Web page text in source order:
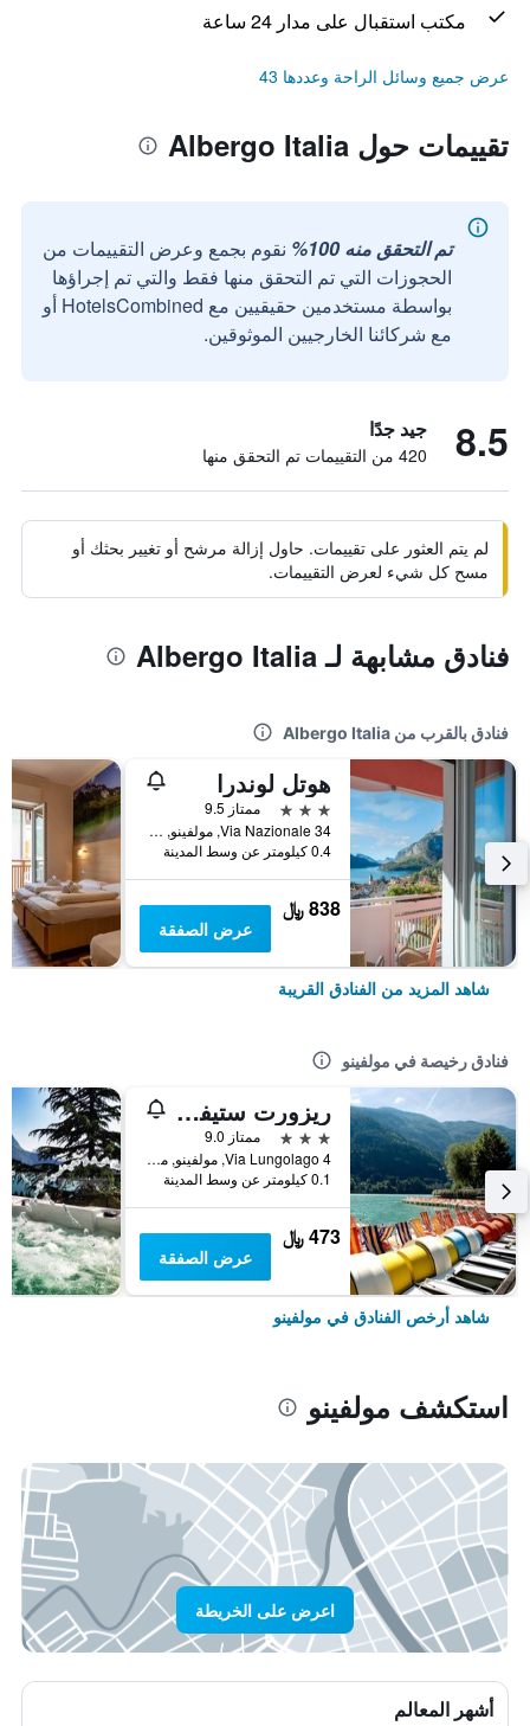
مكتب استقبال على مدار 24 ساعة
عرض جميع وسائل الراحة وعددها 43
تقييمات حول Albergo Italia
تم التحقق منه 100%
نقوم بجمع وعرض التقييمات من
الحجوزات التي تم التحقق منها فقط والتي تم إجراؤها
بواسطة مستخدمين حقيقيين مع HotelsCombined أو
مع شركائنا الخارجيين الموثوقين.
8.5 جيد جدًا
420 من التقييمات تم التحقق منها
لم يتم العثور على تقييمات. حاول إزالة مرشح أو تغيير بحثك أو
مسح كل شيء لعرض التقييمات.
فنادق مشابهة لـ Albergo Italia
فنادق بالقرب من Albergo Italia
هوتل لوندرا
3 نجوم
ممتاز 9.5
Via Nazionale 34, مولفينو, مقاطعة ترينتو, إيطاليا
0.4 كيلومتر عن وسط المدينة
838 ﷼
عرض الصفقة
شاهد المزيد من الفنادق القريبة
فنادق رخيصة في مولفينو
ريزورت ستيفانين
3 نجوم
ممتاز 9.0
Via Lungolago 4, مولفينو, مقاطعة ترينتو, إيطاليا
0.1 كيلومتر عن وسط المدينة
473 ﷼
عرض الصفقة
شاهد أرخص الفنادق في مولفينو
استكشف مولفينو
اعرض على الخريطة
أشهر المعالم